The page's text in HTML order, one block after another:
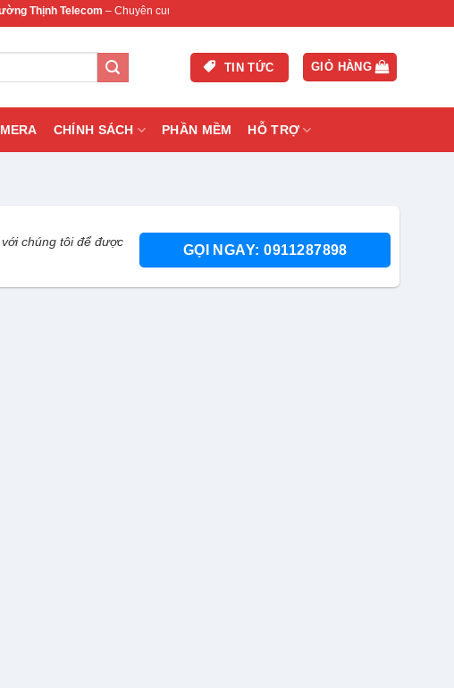
Telecom– Chuyên cung cấp thiết bị mạng & camera chính hãng, bảo hành , hỗ trợ nhanh.
TIN TỨC GIỎ HÀNG
CHÍNH SÁCH PHẦN MỀM HỖ TRỢ
chúng tôi để được
GỌI NGAY: 0911287898